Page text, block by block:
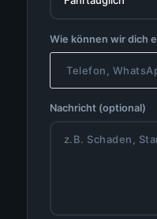
Wie können wir dich
Nachricht (optional)